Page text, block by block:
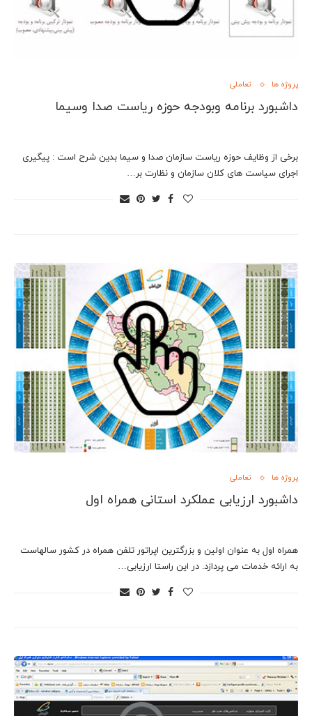
پروژه ها تعاملی
داشبورد برنامه وبودجه حوزه ریاست صدا وسیما
برخی از وظایف حوزه ریاست سازمان صدا و سیما بدین شرح است : پیگیری
اجرای سیاست های کلان سازمان و نظارت بر…
پروژه ها تعاملی
داشبورد ارزیابی عملکرد استانی همراه اول
همراه اول به عنوان اولین و بزرگترین اپراتور تلفن همراه در کشور سالهاست
به ارائه خدمات می پردازد. در این راستا ارزیابی…